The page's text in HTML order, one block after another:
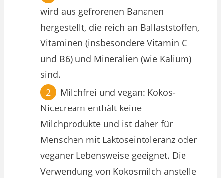
wird aus gefrorenen Bananen
hergestellt, die reich an Ballaststoffen,
Vitaminen (insbesondere Vitamin C
und B6) und Mineralien (wie Kalium)
sind.
Milchfrei und vegan: Kokos-
Nicecream enthält keine
Milchprodukte und ist daher für
Menschen mit Laktoseintoleranz oder
veganer Lebensweise geeignet. Die
Verwendung von Kokosmilch anstelle